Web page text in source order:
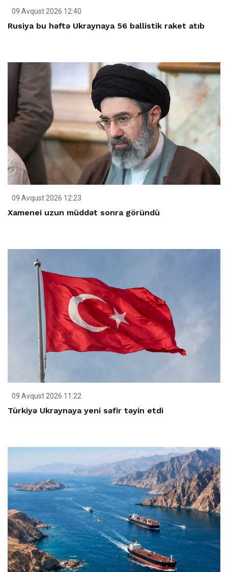
09 Avqust 2026 12:40
Rusiya bu həftə Ukraynaya 56 ballistik raket atıb
09 Avqust 2026 12:23
Xamenei uzun müddət sonra göründü
09 Avqust 2026 11:22
Türkiyə Ukraynaya yeni səfir təyin etdi